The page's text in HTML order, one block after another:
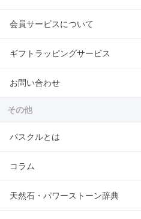
会員サービスについて
ギフトラッピングサービス
お問い合わせ
その他
パスクルとは
コラム
天然石・パワーストーン辞典